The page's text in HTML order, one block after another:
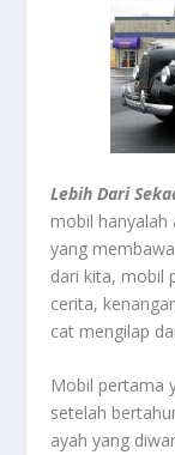
Lebih Dari
mobil hanyalah
yang
dari kita, mobil
cerita,
cat mengilap
Mobil pertama
setelah
ayah yang